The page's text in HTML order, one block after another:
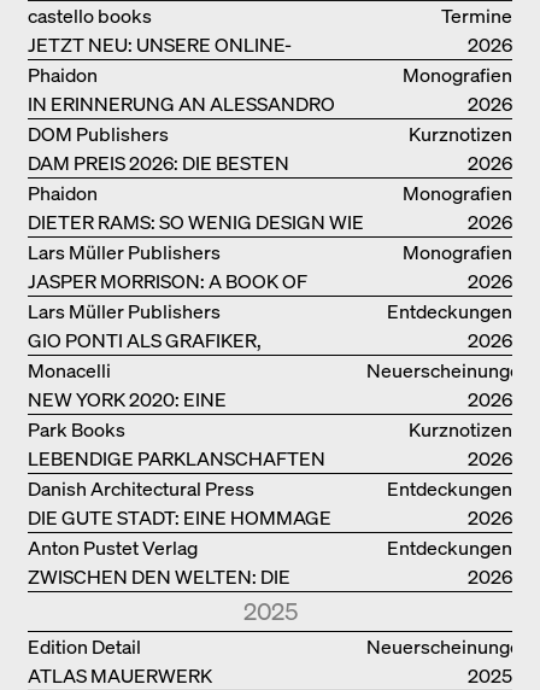
Termine
JETZT NEU: UNSERE ONLINE-
BUCHHANDLUNG
castello books
2026
Monografien
IN ERINNERUNG AN ALESSANDRO
MENDINI
Phaidon
2026
Kurznotizen
DAM PREIS 2026: DIE BESTEN
BAUTEN IN/AUS DEUTSCHLAND
DOM Publishers
2026
Monografien
DIETER RAMS: SO WENIG DESIGN WIE
MÖGLICH
Phaidon
2026
Monografien
JASPER MORRISON: A BOOK OF
THINGS
Lars Müller Publishers
2026
Entdeckungen
GIO PONTI ALS GRAFIKER,
ARCHITEKT, DESIGNER….
Lars Müller Publishers
2026
Neuerscheinungen
NEW YORK 2020: EINE
ENZYKLOPÄDIE DER ARCHITEKTUR
Monacelli
2026
Kurznotizen
LEBENDIGE PARKLANSCHAFTEN
Park Books
2026
Entdeckungen
DIE GUTE STADT: EINE HOMMAGE
DES MENSCHENFREUNDS JAN GEHL
Danish Architectural Press
2026
Entdeckungen
ZWISCHEN DEN WELTEN: DIE
POWER-ARCHITEKTIN ELIZABETH
SCHEU CLOSE
Anton Pustet Verlag
2026
2025
Neuerscheinungen
ATLAS MAUERWERK
Edition Detail
2025